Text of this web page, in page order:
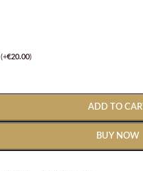
(+€20.00)
ADD TO CART
BUY NOW